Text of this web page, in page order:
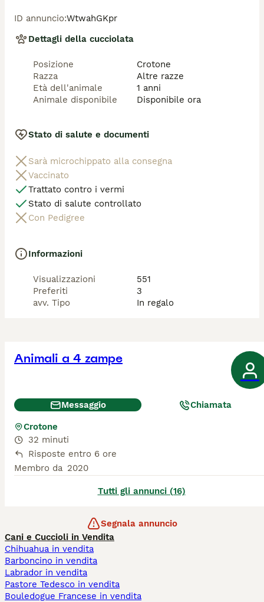
testato FIV e FELV negativo. Un compagno perfetto
per ogni famiglia!
Informazioni Importanti:
Il gatto verrà affidato con la massima cura e sono già:
Vaccinato
Svermato
Dove si Trova e Modalità di Adozione:
Località: Attualmente si trova a Crotone.
autorizzato.
Richiesta: Si richiede un piccolo rimborso spese per le
cure veterinarie e il viaggio, un gesto d'amore che ci
aiuta a sostenere gli altri mici in difficoltà.
Se ti sei innamorato di Nuvolino o  vuoi aprire la tua
casa lui, contattaci per ricevere maggiori informazioni
ID annuncio:WtwahGKpr
Dettagli della cucciolata
Posizione
Crotone
Razza
Altre razze
Età dell'animale
1 anni
Animale disponibile
Disponibile ora
Stato di salute e documenti
Sarà microchippato alla consegna
Vaccinato
Trattato contro i vermi
Stato di salute controllato
Con Pedigree
Informazioni
Visualizzazioni
551
Preferiti
3
avv. Tipo
In regalo
Animali a 4 zampe
Messaggio Chiamata
Crotone
32 minuti
Risposte entro 6 ore
Membro da 2020
Tutti gli annunci (16)
Segnala annuncio
Cani e Cuccioli in Vendita
Chihuahua in vendita
Barboncino in vendita
Labrador in vendita
Pastore Tedesco in vendita
Bouledogue Francese in vendita